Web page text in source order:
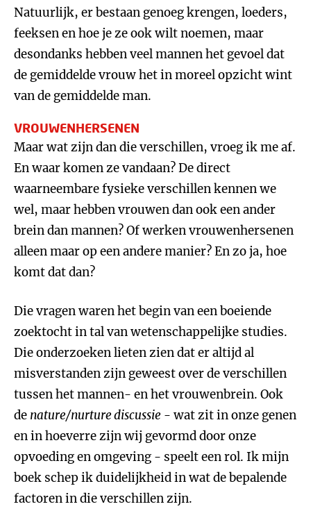
Natuurlijk, er bestaan genoeg krengen, loeders,
feeksen en hoe je ze ook wilt noemen, maar
desondanks hebben veel mannen het gevoel dat
de gemiddelde vrouw het in moreel opzicht wint
van de gemiddelde man.
VROUWENHERSENEN
Maar wat zijn dan die verschillen, vroeg ik me af.
En waar komen ze vandaan? De direct
waarneembare fysieke verschillen kennen we
wel, maar hebben vrouwen dan ook een ander
brein dan mannen? Of werken vrouwenhersenen
alleen maar op een andere manier? En zo ja, hoe
komt dat dan?
Die vragen waren het begin van een boeiende
zoektocht in tal van wetenschappelijke studies.
Die onderzoeken lieten zien dat er altijd al
misverstanden zijn geweest over de verschillen
tussen het mannen- en het vrouwenbrein. Ook
de nature/nurture discussie - wat zit in onze genen
en in hoeverre zijn wij gevormd door onze
opvoeding en omgeving - speelt een rol. Ik mijn
boek schep ik duidelijkheid in wat de bepalende
factoren in die verschillen zijn.